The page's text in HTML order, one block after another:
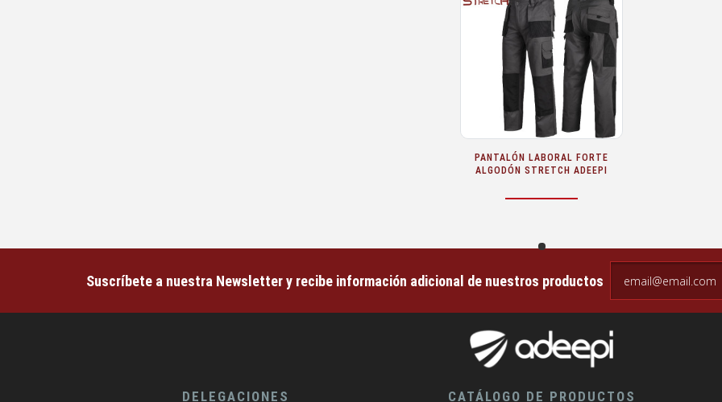
PANTALÓN LABORAL FORTE
ALGODÓN STRETCH ADEEPI
Suscríbete a nuestra Newsletter y recibe información adicional de nuestros productosemail@email.com
DELEGACIONES CATÁLOGO DE PRODUCTOS